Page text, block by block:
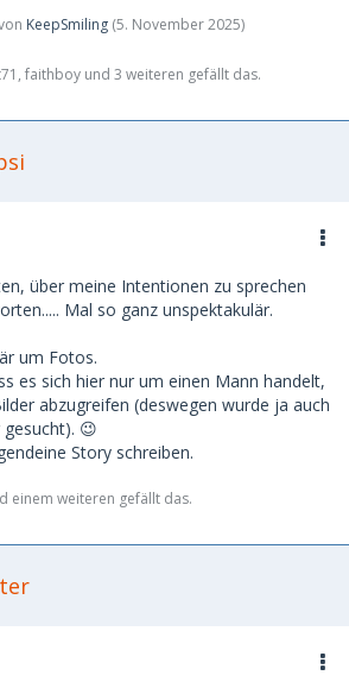
KeepSmiling (5. November 2025)
faithboy und 3 weiteren gefällt das.
über meine Intentionen zu sprechen
Mal so ganz unspektakulär.
um Fotos.
es sich hier nur um einen Mann handelt,
abzugreifen (deswegen wurde ja auch
😉
Story schreiben.
einem weiteren gefällt das.